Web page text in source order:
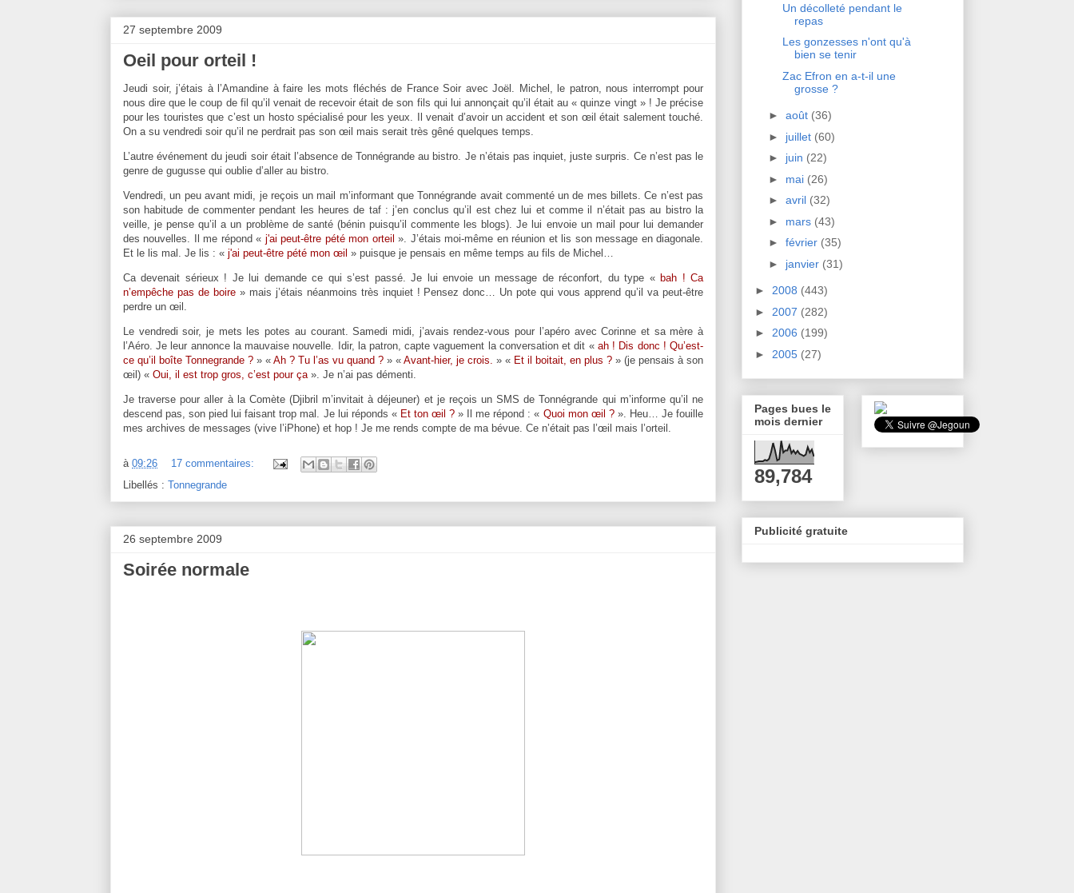
27 septembre 2009
Oeil pour orteil !
Jeudi soir, j’étais à l’Amandine à faire les mots fléchés de France Soir avec Joël. Michel, le patron, nous interrompt pour
nous dire que le coup de fil qu’il venait de recevoir était de son fils qui lui annonçait qu’il était au « quinze vingt » ! Je précise
pour les touristes que c’est un hosto spécialisé pour les yeux. Il venait d’avoir un accident et son œil était salement touché.
On a su vendredi soir qu’il ne perdrait pas son œil mais serait très gêné quelques temps.
L’autre événement du jeudi soir était l’absence de Tonnégrande au bistro. Je n’étais pas inquiet, juste surpris. Ce n’est pas le
genre de gugusse qui oublie d’aller au bistro.
Vendredi, un peu avant midi, je reçois un mail m’informant que Tonnégrande avait commenté un de mes billets. Ce n’est pas
son habitude de commenter pendant les heures de taf : j’en conclus qu’il est chez lui et comme il n’était pas au bistro la
veille, je pense qu’il a un problème de santé (bénin puisqu’il commente les blogs). Je lui envoie un mail pour lui demander
des nouvelles. Il me répond « j'ai peut-être pété mon orteil». J’étais moi-même en réunion et lis son message en diagonale.
Et le lis mal. Je lis : « j'ai peut-être pété mon œil » puisque je pensais en même temps au fils de Michel…
Ca devenait sérieux ! Je lui demande ce qui s’est passé. Je lui envoie un message de réconfort, du type « bah ! Ca
n’empêche pas de boire» mais j’étais néanmoins très inquiet ! Pensez donc… Un pote qui vous apprend qu’il va peut-être
perdre un œil.
Le vendredi soir, je mets les potes au courant. Samedi midi, j’avais rendez-vous pour l’apéro avec Corinne et sa mère à
l’Aéro. Je leur annonce la mauvaise nouvelle. Idir, la patron, capte vaguement la conversation et dit « ah ! Dis donc ! Qu’est-
ce qu’il boîte Tonnegrande ? » « Ah ? Tu l’as vu quand ? » « Avant-hier, je crois. » « Et il boitait, en plus ? » (je pensais à son
œil) « Oui, il est trop gros, c’est pour ça ». Je n’ai pas démenti.
Je traverse pour aller à la Comète(Djibril m’invitait à déjeuner) et je reçois un SMS de Tonnégrande qui m’informe qu’il ne
descend pas, son pied lui faisant trop mal. Je lui réponds « Et ton œil ? » Il me répond : « Quoi mon œil ?». Heu… Je fouille
mes archives de messages (vive l’iPhone) et hop ! Je me rends compte de ma bévue. Ce n’était pas l’œil mais l’orteil.
à 09:26
17 commentaires:
Libellés : Tonnegrande
26 septembre 2009
Soirée normale
Un décolleté pendant le
repas
Les gonzesses n'ont qu'à
bien se tenir
Zac Efron en a-t-il une
grosse ?
► août (36)
► juillet (60)
► juin (22)
► mai (26)
► avril (32)
► mars (43)
► février (35)
► janvier (31)
► 2008 (443)
► 2007 (282)
► 2006 (199)
► 2005 (27)
Pages bues le
mois dernier
89,784
Publicité gratuite